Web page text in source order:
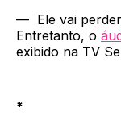
— Ele vai perder
Entretanto, o
exibido na TV
*